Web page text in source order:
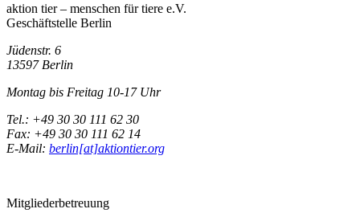
aktion tier – menschen für tiere e.V.
Geschäftstelle Berlin
Jüdenstr. 6
13597 Berlin
Montag bis Freitag 10-17 Uhr
Tel.: +49 30 30 111 62 30
Fax: +49 30 30 111 62 14
E-Mail: berlin[at]aktiontier.org
Mitgliederbetreuung